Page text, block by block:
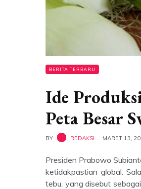
BERITA TERBARU
Ide
Peta Besar
BY REDAKSI MARET 13,
Presiden Prabowo
ketidakpastian global.
tebu, yang disebut